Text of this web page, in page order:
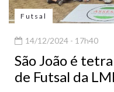
Futsal
14/12/2024 - 17h40
São João é
de Futsal da